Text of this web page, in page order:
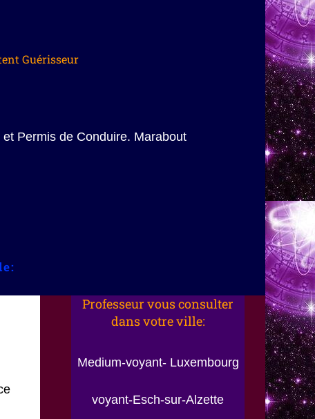
Guérisseur
Permis de Conduire. Marabout
Professeur vous consulter
dans votre ville:
Medium-voyant- Luxembourg
voyant-Esch-sur-Alzette